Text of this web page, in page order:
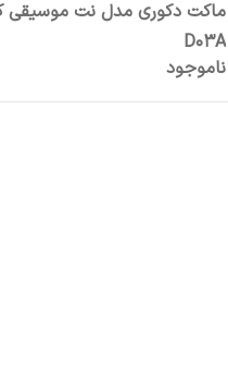
ماکت دکوری مدل نت موسیقی
D03A
ناموجود